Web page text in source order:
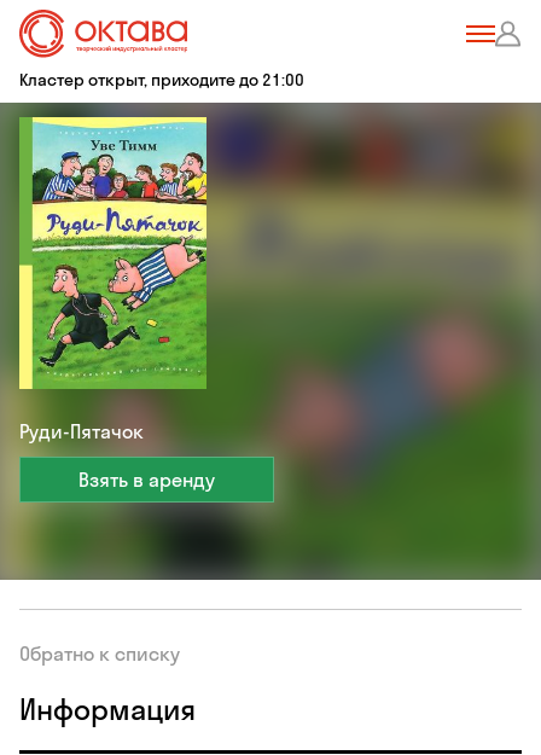
Кластер открыт, приходите до 21:00
Руди-Пятачок
Взять в аренду
Обратно к списку
Информация